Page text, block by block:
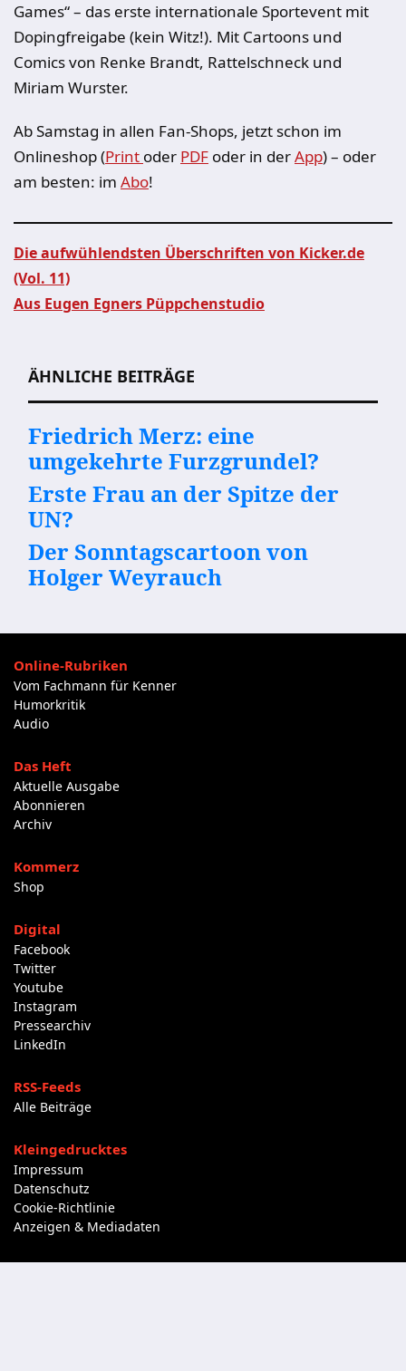
Games“ – das erste internationale Sportevent mit
Dopingfreigabe (kein Witz!). Mit Cartoons und
Comics von Renke Brandt, Rattelschneck und
Miriam Wurster.
Ab Samstag in allen Fan-Shops, jetzt schon im
Onlineshop (Print oder PDF oder in derApp) – oder
am besten: im Abo!
Beitragsnavigation
Die aufwühlendsten Überschriften von Kicker.de
(Vol. 11)
Aus Eugen Egners Püppchenstudio
ÄHNLICHE BEITRÄGE
Friedrich Merz: eine
umgekehrte Furzgrundel?
Erste Frau an der Spitze der
UN?
Der Sonntagscartoon von
Holger Weyrauch
Online-Rubriken
Vom Fachmann für Kenner
Humorkritik
Audio
Das Heft
Aktuelle Ausgabe
Abonnieren
Archiv
Kommerz
Shop
Digital
Facebook
Twitter
Youtube
Instagram
Pressearchiv
LinkedIn
RSS-Feeds
Alle Beiträge
Kleingedrucktes
Impressum
Datenschutz
Cookie-Richtlinie
Anzeigen & Mediadaten